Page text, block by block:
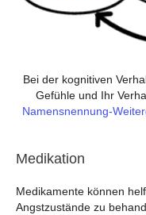
Bei der kognitiven
Gefühle und Ihr
Namensnennung-
Medikation
Medikamente können
Angstzustände zu